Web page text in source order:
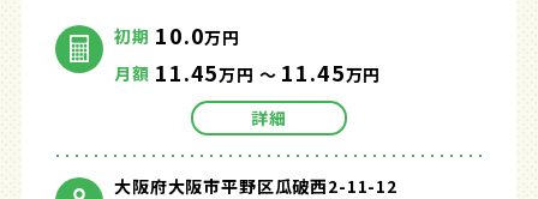
初期 10.0万円
月額 11.45万円 ～ 11.45万円
詳細
大阪府大阪市平野区瓜破西2-11-12